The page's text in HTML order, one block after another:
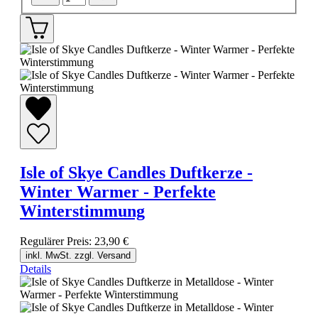
Isle of Skye Candles Duftkerze -
Winter Warmer - Perfekte
Winterstimmung
Regulärer Preis: 23,90 €
inkl. MwSt. zzgl. Versand
Details